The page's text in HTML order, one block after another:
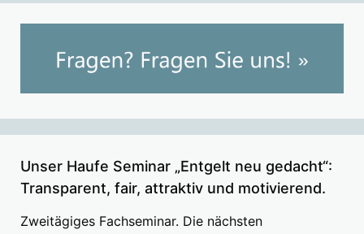
Unser Haufe Seminar „Entgelt neu gedacht“:
Transparent, fair, attraktiv und motivierend.
Zweitägiges Fachseminar. Die nächsten